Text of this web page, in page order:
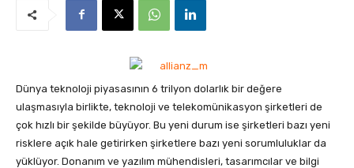
Dünya teknoloji piyasasının 6 trilyon dolarlık bir değere
ulaşmasıyla birlikte, teknoloji ve telekomünikasyon şirketleri de
çok hızlı bir şekilde büyüyor. Bu yeni durum ise şirketleri bazı yeni
risklere açık hale getirirken şirketlere bazı yeni sorumluluklar da
yüklüyor. Donanım ve yazılım mühendisleri, tasarımcılar ve bilgi